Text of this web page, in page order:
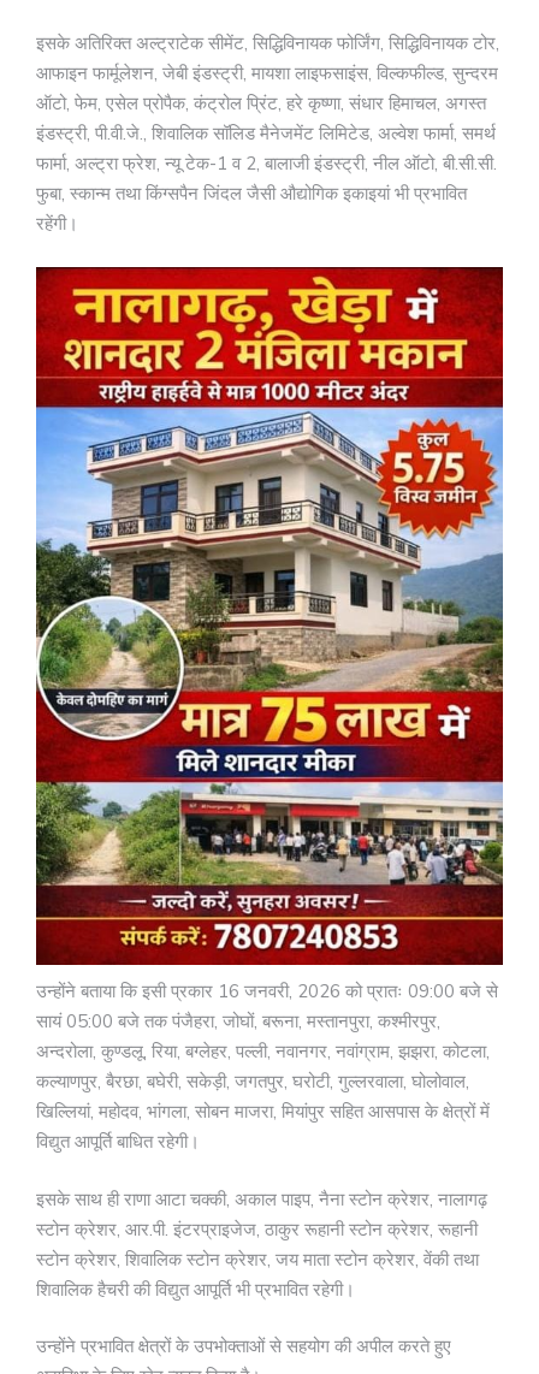
इसके अतिरिक्त अल्ट्राटेक सीमेंट, सिद्धिविनायक फोर्जिंग, सिद्धिविनायक टोर,
आफाइन फार्मूलेशन, जेबी इंडस्ट्री, मायशा लाइफसाइंस, विल्कफील्ड, सुन्दरम
ऑटो, फेम, एसेल प्रोपैक, कंट्रोल प्रिंट, हरे कृष्णा, संधार हिमाचल, अगस्त
इंडस्ट्री, पी.वी.जे., शिवालिक सॉलिड मैनेजमेंट लिमिटेड, अल्वेश फार्मा, समर्थ
फार्मा, अल्ट्रा फ्रेश, न्यू टेक-1 व 2, बालाजी इंडस्ट्री, नील ऑटो, बी.सी.सी.
फुबा, स्कान्म तथा किंग्सपैन जिंदल जैसी औद्योगिक इकाइयां भी प्रभावित
रहेंगी।
उन्होंने बताया कि इसी प्रकार 16 जनवरी, 2026 को प्रातः 09:00 बजे से
सायं 05:00 बजे तक पंजैहरा, जोघों, बरूना, मस्तानपुरा, कश्मीरपुर,
अन्दरोला, कुण्डलू, रिया, बग्लेहर, पल्ली, नवानगर, नवांग्राम, झझरा, कोटला,
कल्याणपुर, बैरछा, बघेरी, सकेड़ी, जगतपुर, घरोटी, गुल्लरवाला, घोलोवाल,
खिल्लियां, महोदव, भांगला, सोबन माजरा, मियांपुर सहित आसपास के क्षेत्रों में
विद्युत आपूर्ति बाधित रहेगी।
इसके साथ ही राणा आटा चक्की, अकाल पाइप, नैना स्टोन क्रेशर, नालागढ़
स्टोन क्रेशर, आर.पी. इंटरप्राइजेज, ठाकुर रूहानी स्टोन क्रेशर, रूहानी
स्टोन क्रेशर, शिवालिक स्टोन क्रेशर, जय माता स्टोन क्रेशर, वेंकी तथा
शिवालिक हैचरी की विद्युत आपूर्ति भी प्रभावित रहेगी।
उन्होंने प्रभावित क्षेत्रों के उपभोक्ताओं से सहयोग की अपील करते हुए